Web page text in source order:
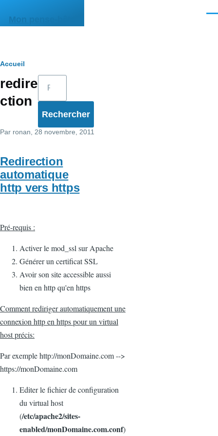
Mon pense-bête
Fil
d'Ariane
Accueil
redire
ction
Par ronan , 28 novembre, 2011
Redirection
automatique
http vers https
Pré-requis :
Activer le mod_ssl sur Apache
Générer un certificat SSL
Avoir son site accessible aussi
bien en http qu'en https
Comment rediriger automatiquement une
connexion http en https pour un virtual
host précis:
Par exemple http://monDomaine.com -->
https://monDomaine.com
Editer le fichier de configuration
du virtual host
(/etc/apache2/sites-
enabled/monDomaine.com.conf)